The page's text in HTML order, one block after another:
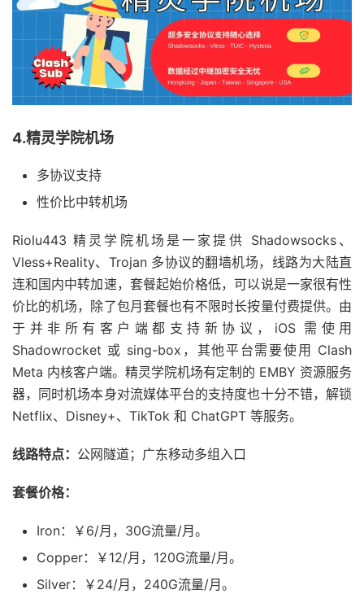
4.精灵学院机场
多协议支持
性价比中转机场
Riolu443 精灵学院机场是一家提供 Shadowsocks、
Vless+Reality、Trojan 多协议的翻墙机场，线路为大陆直
连和国内中转加速，套餐起始价格低，可以说是一家很有性
价比的机场，除了包月套餐也有不限时长按量付费提供。由
于并非所有客户端都支持新协议，iOS 需使用
Shadowrocket 或 sing-box，其他平台需要使用 Clash
Meta 内核客户端。精灵学院机场有定制的 EMBY 资源服务
器，同时机场本身对流媒体平台的支持度也十分不错，解锁
Netflix、Disney+、TikTok 和 ChatGPT 等服务。
线路特点： 公网隧道；广东移动多组入口
套餐价格：
Iron：￥6/月，30G流量/月。
Copper：￥12/月，120G流量/月。
Silver：￥24/月，240G流量/月。